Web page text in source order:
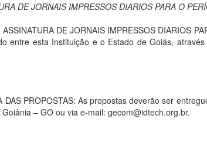
DE JORNAIS IMPRESSOS DIARIOS PARA O
DE JORNAIS IMPRESSOS DIARIOS
entre esta Instituição e o Estado de Goiás,
DAS PROPOSTAS: As propostas deverão ser
– GO ou via e-mail: gecom@idtech.org.br.